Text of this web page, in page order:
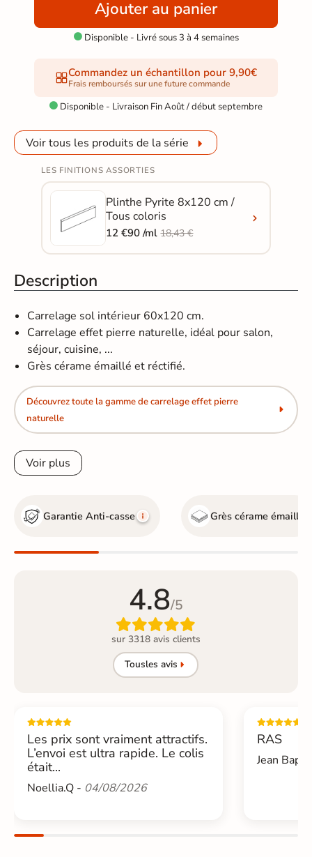
Ajouter au panier
Disponible - Livré sous 3 à 4 semaines
Commandez un échantillon pour 9,90€
Frais remboursés sur une future commande
 Disponible - Livraison Fin Août / début septembre
Voir tous les produits de la série
LES FINITIONS ASSORTIES
Plinthe Pyrite 8x120 cm /
Tous coloris
12 €90 /ml18,43 €
Description
Carrelage sol intérieur 60x120 cm.
Carrelage effet pierre naturelle, idéal pour salon,
séjour, cuisine, ...
Grès cérame émaillé et réctifié.
Découvrez toute la gamme de carrelage effet pierre
naturelle
Voir plus
Garantie Anti-casse Grès cérame émaillé
4.8/5

sur 3318 avis clients
Tousles avis
Les prix sont vraiment attractifs.
L’envoi est ultra rapide. Le colis
était...
Noellia.Q - 04/08/2026
RAS
Jean